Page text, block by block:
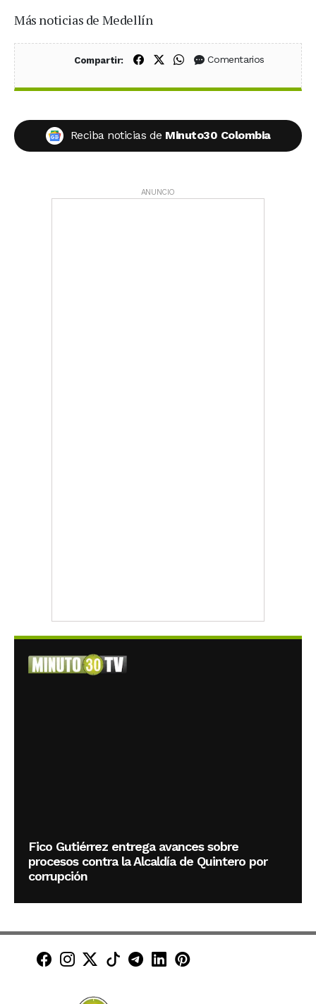
Más noticias de Medellín
Compartir: Compartir en Facebook
Compartir en X (Twitter)
Compartir en WhatsApp
Comentarios
Reciba noticias de Minuto30 Colombia
ANUNCIO
Fico Gutiérrez entrega avances sobre
procesos contra la Alcaldía de Quintero por
corrupción
Minuto30 en Facebook
Minuto30 en Instagram
Minuto30 en X (Twitter)
Minuto30 en TikTok
Canal de Minuto30 en
Minuto30 en LinkedIn
Minuto30 en